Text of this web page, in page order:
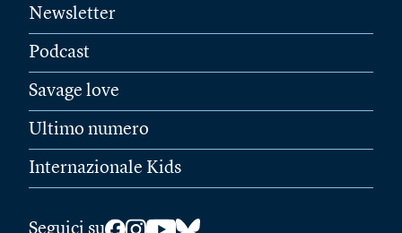
Newsletter
Podcast
Savage love
Ultimo numero
Internazionale Kids
Seguici su